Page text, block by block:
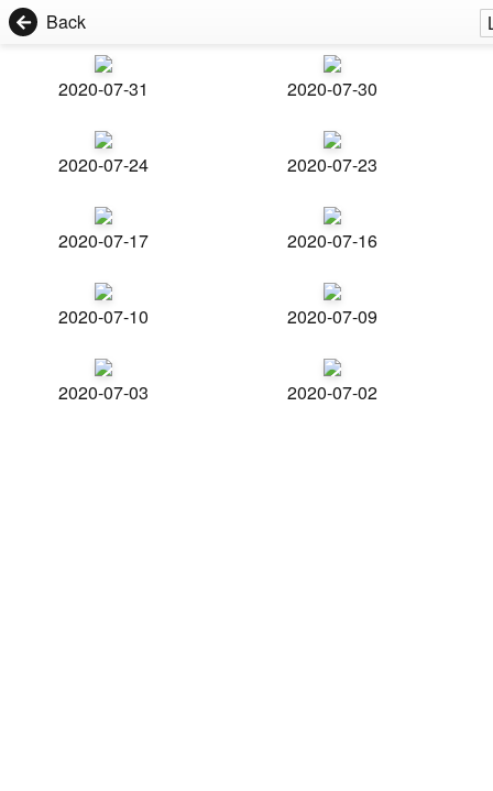
Back
2020-07-31 2020-07-30
2020-07-24 2020-07-23
2020-07-17 2020-07-16
2020-07-10 2020-07-09
2020-07-03 2020-07-02